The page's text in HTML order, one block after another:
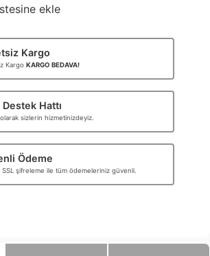
ekle
Kargo
Kargo KARGO BEDAVA!
Hattı
sizlerin hizmetinizdeyiz.
Ödeme
SSL şifreleme ile tüm ödemeleriniz güvenli.